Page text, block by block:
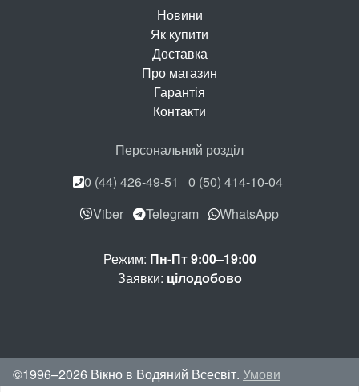
Новини
Як купити
Доставка
Про магазин
Гарантія
Контакти
Персональний розділ
0 (44) 426-49-51
0 (50) 414-10-04
Viber
Telegram WhatsApp
Режим: Пн-Пт 9:00–19:00
Заявки: цілодобово
©1996–2026 Вікно в Водяний Всесвіт. Умови